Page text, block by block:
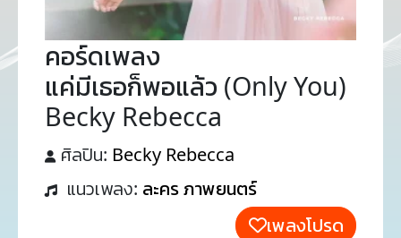
คอร์ดเพลง
แค่มีเธอก็พอแล้ว (Only You)
Becky Rebecca
ศิลปิน: Becky Rebecca
แนวเพลง: ละคร ภาพยนตร์
เพลงโปรด